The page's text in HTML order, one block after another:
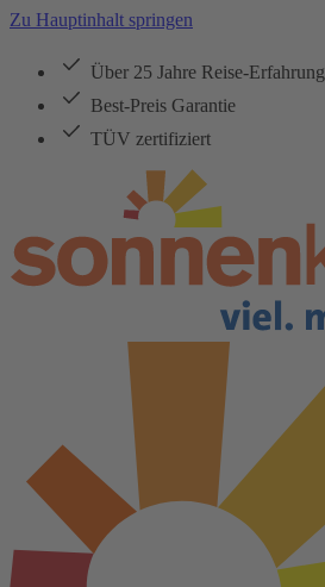
Zu Hauptinhalt springen
Über 25 Jahre Reise-Erfahrung
Best-Preis Garantie
TÜV zertifiziert